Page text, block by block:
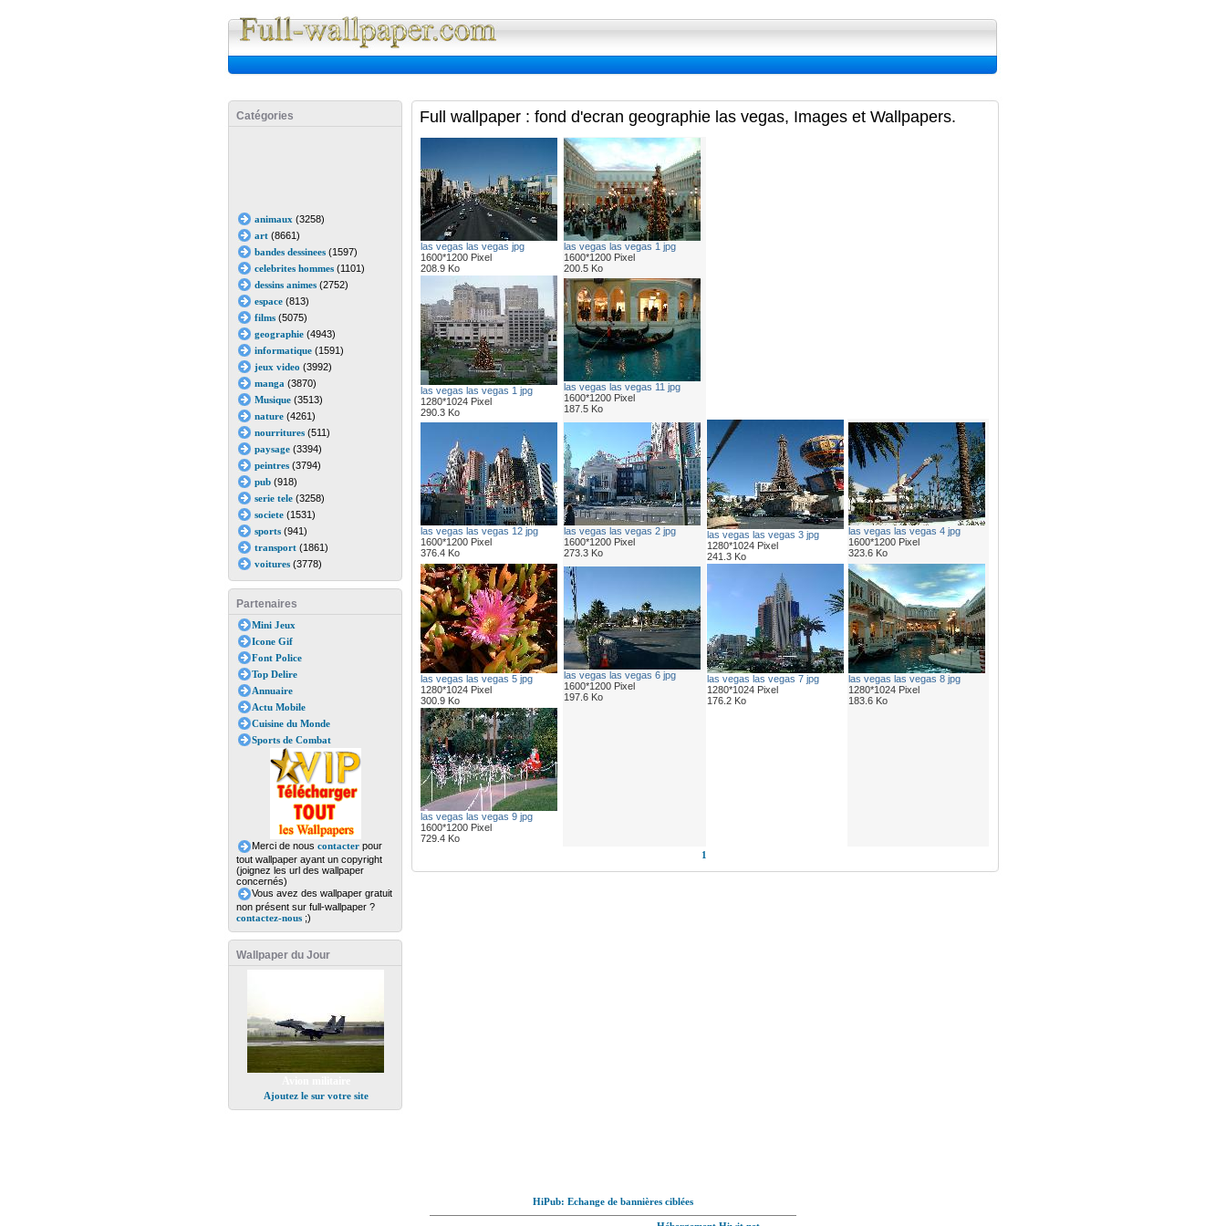
Catégories
animaux (3258)
art(8661)
bandes dessinees(1597)
celebrites hommes(1101)
dessins animes(2752)
espace(813)
films(5075)
geographie(4943)
informatique(1591)
jeux video (3992)
manga (3870)
Musique(3513)
nature(4261)
nourritures(511)
paysage(3394)
peintres(3794)
pub(918)
serie tele(3258)
societe(1531)
sports(941)
transport(1861)
voitures(3778)
Partenaires
Mini Jeux
Icone Gif
Font Police
Top Delire
Annuaire
Actu Mobile
Cuisine du Monde
Sports de Combat
Merci de nous contacterpour
tout wallpaper ayant un copyright
(joignez les url des wallpaper
concernés)
Vous avez des wallpaper gratuit
non présent sur full-wallpaper ?
contactez-nous;)
Wallpaper du Jour
Ajoutez le sur votre site
Full wallpaper : fond d'ecran geographie las vegas, Images et Wallpapers.
las vegas las vegas jpg
1600*1200 Pixel
208.9 Ko
las vegas las vegas 1 jpg
1600*1200 Pixel
200.5 Ko
las vegas las vegas 1 jpg
1280*1024 Pixel
290.3 Ko
las vegas las vegas 11 jpg
1600*1200 Pixel
187.5 Ko
las vegas las vegas 12 jpg
1600*1200 Pixel
376.4 Ko
las vegas las vegas 2 jpg
1600*1200 Pixel
273.3 Ko
las vegas las vegas 3 jpg
1280*1024 Pixel
241.3 Ko
las vegas las vegas 4 jpg
1600*1200 Pixel
323.6 Ko
las vegas las vegas 5 jpg
1280*1024 Pixel
300.9 Ko
las vegas las vegas 6 jpg
1600*1200 Pixel
197.6 Ko
las vegas las vegas 7 jpg
1280*1024 Pixel
176.2 Ko
las vegas las vegas 8 jpg
1280*1024 Pixel
183.6 Ko
las vegas las vegas 9 jpg
1600*1200 Pixel
729.4 Ko
1
HiPub: Echange de bannières ciblées